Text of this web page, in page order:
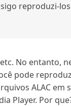
reproduzi-
No entanto,
pode
ALAC em
Player. Por